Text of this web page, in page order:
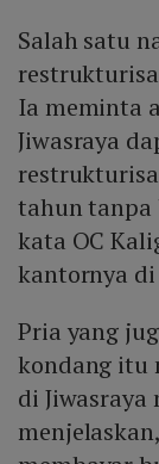
Salah satu
Ia meminta
Jiwasraya
tahun tanpa
kata OC
kantornya di
Pria yang
kondang itu
di Jiwasraya